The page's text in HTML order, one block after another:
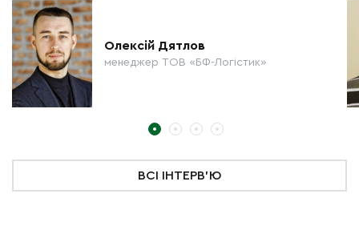
Олексій Дятлов
менеджер ТОВ «БФ-Логістик»
ВСІ ІНТЕРВ'Ю